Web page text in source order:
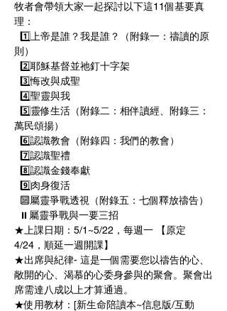
牧者會帶領大家一起探討以下這11個基要真
理：
1️⃣上帝是誰？我是誰？（附錄一：禱讀的原
則）
2️⃣耶穌基督並祂釘十字架
3️⃣悔改與成聖
4️⃣聖靈與我
5️⃣靈修生活（附錄二：相伴讀經、附錄三：
萬民頌揚）
6️⃣認識教會（附錄四：我們的教會）
7️⃣認識聖禮
8️⃣認識金錢奉獻
9️⃣肉身復活
🔟屬靈爭戰透視（附錄五：七個釋放禱告）
⏸屬靈爭戰與一要三招
★上課日期：5/1~5/22，每週一 【原定
4/24，順延一週開課】
★出席與紀律- 這是一個需要您以禱告的心、
敞開的心、渴慕的心委身參與的聚會。聚會出
席需達八成以上才算通過。
★使用教材：[新生命陪讀本~信息版/互動